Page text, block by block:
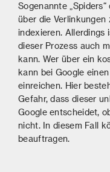
Sogenannte
über die Verlinkungen
indexieren. Allerdings
dieser Prozess auch
kann. Wer über ein
kann bei Google
einreichen. Hier
Gefahr, dass dieser
Google entscheidet,
nicht. In diesem Fall
beauftragen.